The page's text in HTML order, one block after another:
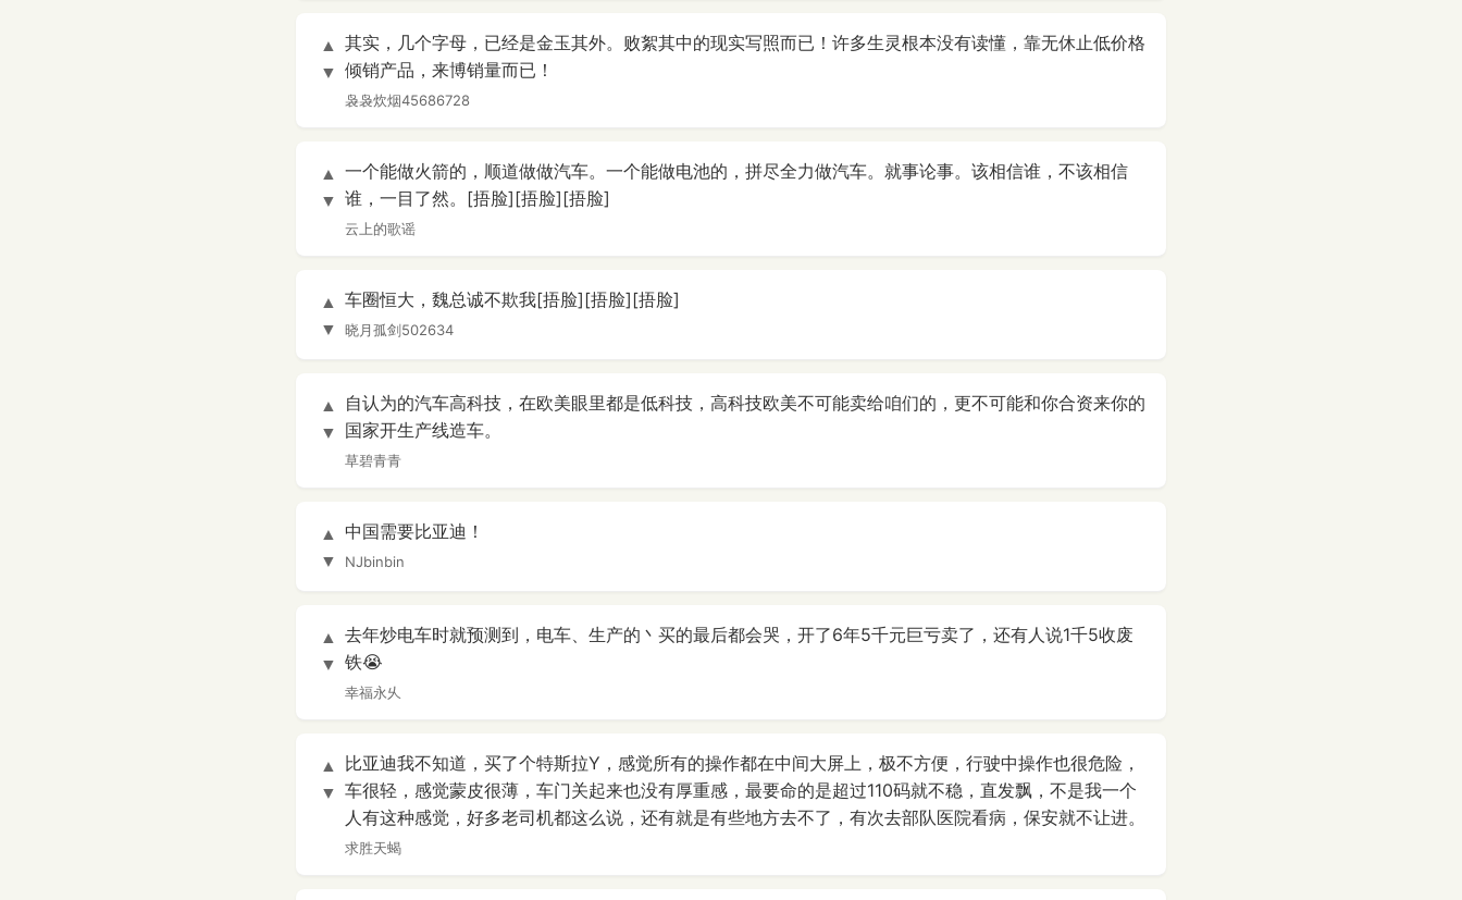
▲
▼
其实，几个字母，已经是金玉其外。败絮其中的现实写照而已！许多生灵根本没有读懂，靠无休止低价格
倾销产品，来博销量而已！
袅袅炊烟45686728
▲
▼
一个能做火箭的，顺道做做汽车。一个能做电池的，拼尽全力做汽车。就事论事。该相信谁，不该相信
谁，一目了然。[捂脸][捂脸][捂脸]
云上的歌谣
▲
▼
车圈恒大，魏总诚不欺我[捂脸][捂脸][捂脸]
晓月孤剑502634
▲
▼
自认为的汽车高科技，在欧美眼里都是低科技，高科技欧美不可能卖给咱们的，更不可能和你合资来你的
国家开生产线造车。
草碧青青
▲
▼
中国需要比亚迪！
NJbinbin
▲
▼
去年炒电车时就预测到，电车、生产的丶买的最后都会哭，开了6年5千元巨亏卖了，还有人说1千5收废
铁😭
幸福永乆
▲
▼
比亚迪我不知道，买了个特斯拉Y，感觉所有的操作都在中间大屏上，极不方便，行驶中操作也很危险，
车很轻，感觉蒙皮很薄，车门关起来也没有厚重感，最要命的是超过110码就不稳，直发飘，不是我一个
人有这种感觉，好多老司机都这么说，还有就是有些地方去不了，有次去部队医院看病，保安就不让进。
求胜天蝎